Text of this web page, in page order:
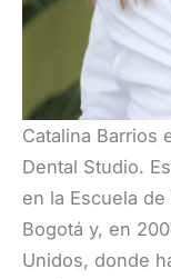
Catalina Barrios
Dental Studio.
en la Escuela
Bogotá y, en
Unidos, donde